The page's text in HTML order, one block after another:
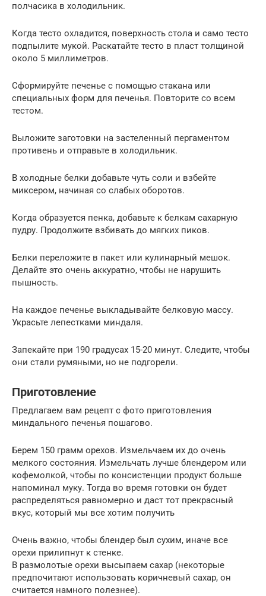
полчасика в холодильник.
Когда тесто охладится, поверхность стола и само тесто
подпылите мукой. Раскатайте тесто в пласт толщиной
около 5 миллиметров.
Сформируйте печенье с помощью стакана или
специальных форм для печенья. Повторите со всем
тестом.
Выложите заготовки на застеленный пергаментом
противень и отправьте в холодильник.
В холодные белки добавьте чуть соли и взбейте
миксером, начиная со слабых оборотов.
Когда образуется пенка, добавьте к белкам сахарную
пудру. Продолжите взбивать до мягких пиков.
Белки переложите в пакет или кулинарный мешок.
Делайте это очень аккуратно, чтобы не нарушить
пышность.
На каждое печенье выкладывайте белковую массу.
Украсьте лепестками миндаля.
Запекайте при 190 градусах 15-20 минут. Следите, чтобы
они стали румяными, но не подгорели.
Приготовление
Предлагаем вам рецепт c фото приготовления
миндального печенья пошагово.
Берем 150 грамм орехов. Измельчаем их до очень
мелкого состояния. Измельчать лучше блендером или
кофемолкой, чтобы по консистенции продукт больше
напоминал муку. Тогда во время готовки он будет
распределяться равномерно и даст тот прекрасный
вкус, который мы все хотим получить
Очень важно, чтобы блендер был сухим, иначе все
орехи прилипнут к стенке.
В размолотые орехи высыпаем сахар (некоторые
предпочитают использовать коричневый сахар, он
считается намного полезнее).